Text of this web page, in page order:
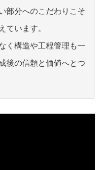
部分へのこだわりこそ
ています。
く構造や工程管理も一
後の信頼と価値へとつ